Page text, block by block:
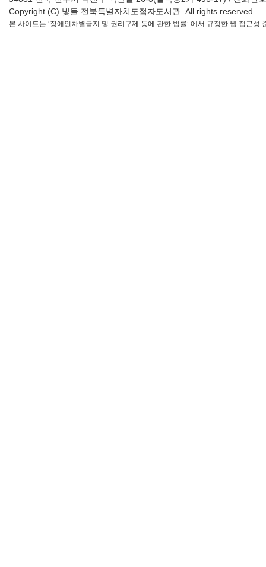
Copyright (C) 빛들 전북특별자치도점자도서관. All rights reserved.
본 사이트는 ‘장애인차별금지 및 권리구제 등에 관한 법률’ 에서 규정한 웹 접근